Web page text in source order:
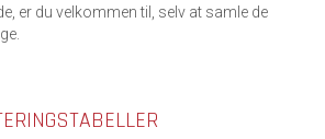
er du velkommen til, selv at samle de